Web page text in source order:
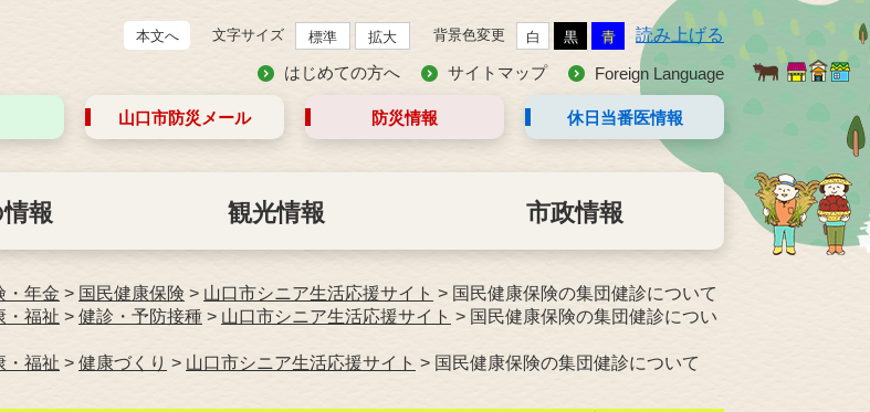
本文へ 文字サイズ 標準 拡大 背景色変更 白 黒 青 読み上げる
はじめての方へ サイトマップ Foreign Language
山口市防災 メール 防災情報 休日当番医情報
報 観光情報 市政情報
・年金 > 国民健康保険 > 山口市シニア生活応援サイト > 国民健康保険の集団健診について
・福祉 > 健診・予防接種 > 山口市シニア生活応援サイト > 国民健康保険の集団健診につい
・福祉 > 健康づくり > 山口市シニア生活応援サイト > 国民健康保険の集団健診について